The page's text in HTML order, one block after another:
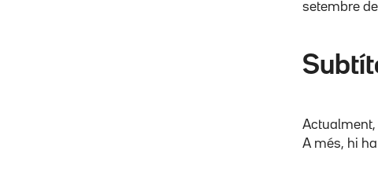
setembre
Actualment,
A més, hi